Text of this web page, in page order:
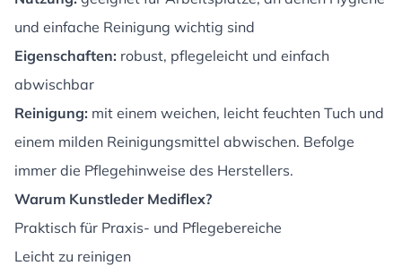
und einfache Reinigung wichtig sind
Eigenschaften: robust, pflegeleicht und einfach
abwischbar
Reinigung: mit einem weichen, leicht feuchten Tuch und
einem milden Reinigungsmittel abwischen. Befolge
immer die Pflegehinweise des Herstellers.
Warum Kunstleder Mediflex?
Praktisch für Praxis- und Pflegebereiche
Leicht zu reinigen